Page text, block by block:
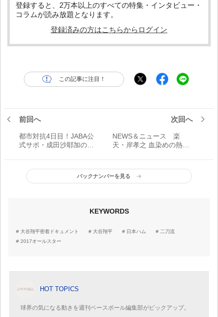
登録すると、2万本以上のすべての特集・インタビュー・
コラムが読み放題となります。
登録済みの方はこちらからログイン
この記事に注目！
前回へ
都市対抗4日目！JABA公
式サポ・成田沙耶加の熱
次回へ
NEWS＆ニュース 楽
天・岸孝之 血染めの熱
バックナンバーを見る
KEYWORDS
大谷翔平密着ドキュメント 大谷翔平 日本ハム
二刀流
2017オールスター
HOT TOPICS
球界の気になる動きを週刊ベースボール編集部がピックアップ。